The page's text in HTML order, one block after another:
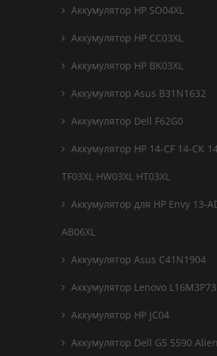
Аккумулятор HP SO04XL
Аккумулятор HP CC03XL
Аккумулятор HP BK03XL
Аккумулятор Asus B31N1632
Аккумулятор Dell F62G0
Аккумулятор HP 14-CF 14-CK
TF03XL HW03XL HT03XL
Аккумулятор для HP Envy 13-
AB06XL
Аккумулятор Asus C41N1904
Аккумулятор Lenovo L16M3P73
Аккумулятор HP JC04
Аккумулятор Dell G5 5590